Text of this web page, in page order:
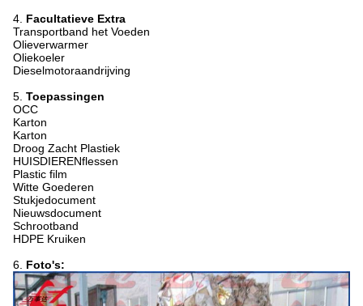
4. Facultatieve Extra
Transportband het Voeden
Olieverwarmer
Oliekoeler
Dieselmotoraandrijving
5. Toepassingen
OCC
Karton
Karton
Droog Zacht Plastiek
HUISDIERENflessen
Plastic film
Witte Goederen
Stukjedocument
Nieuwsdocument
Schrootband
HDPE Kruiken
6. Foto's: